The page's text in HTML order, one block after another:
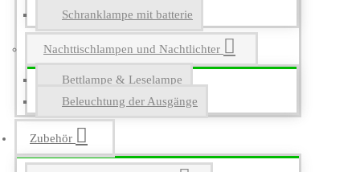
Schranklampe mit batterie
Nachttischlampen und Nachtlichter
Bettlampe & Leselampe
Beleuchtung der Ausgänge
Zubehör